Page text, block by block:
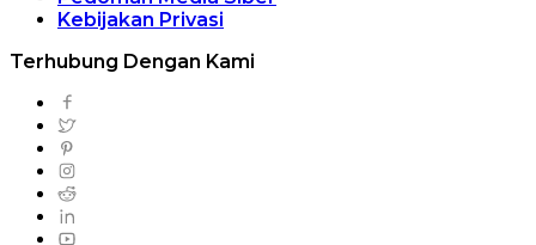
Kebijakan Privasi
Terhubung Dengan Kami